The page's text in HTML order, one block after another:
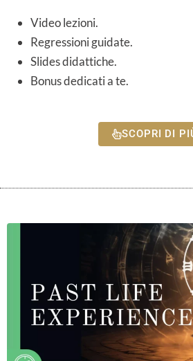
Video lezioni.
Regressioni guidate.
Slides didattiche.
Bonus dedicati a te.
SCOPRI DI